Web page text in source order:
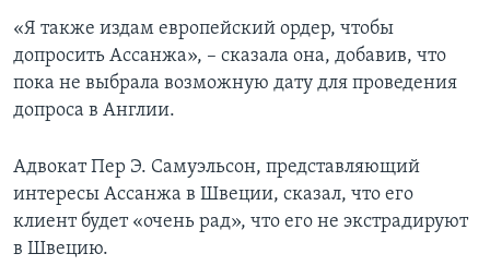
«Я также издам европейский ордер, чтобы
допросить Ассанжа», – сказала она, добавив, что
пока не выбрала возможную дату для проведения
допроса в Англии.
Адвокат Пер Э. Самуэльсон, представляющий
интересы Ассанжа в Швеции, сказал, что его
клиент будет «очень рад», что его не экстрадируют
в Швецию.